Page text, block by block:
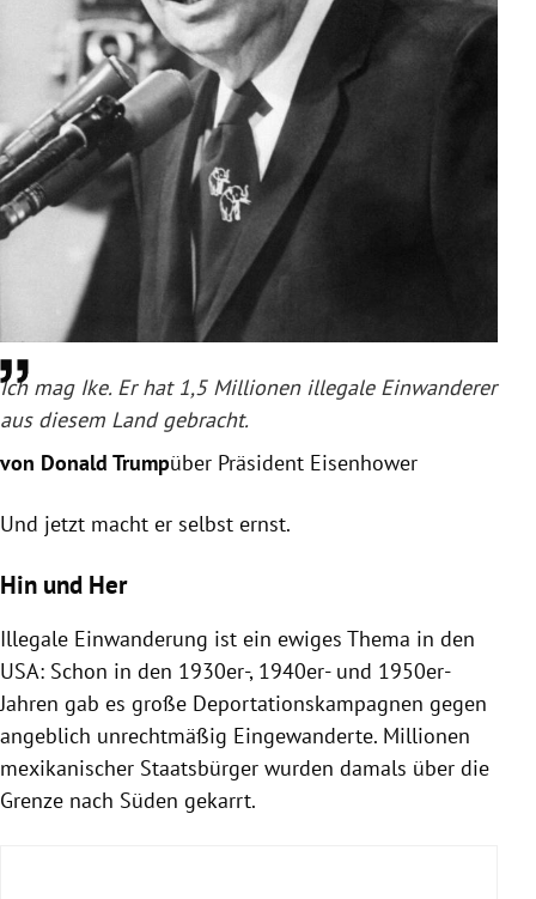
Ich mag Ike. Er hat 1,5 Millionen illegale Einwanderer
aus diesem Land gebracht.
von Donald Trumpüber Präsident Eisenhower
Und jetzt macht er selbst ernst.
Hin und Her
Illegale Einwanderung ist ein ewiges Thema in den
USA: Schon in den 1930er-, 1940er- und 1950er-
Jahren gab es große Deportationskampagnen gegen
angeblich unrechtmäßig Eingewanderte. Millionen
mexikanischer Staatsbürger wurden damals über die
Grenze nach Süden gekarrt.